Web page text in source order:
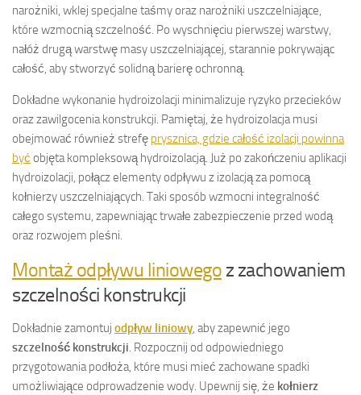
narożniki, wklej specjalne taśmy oraz narożniki uszczelniające,
które wzmocnią szczelność. Po wyschnięciu pierwszej warstwy,
nałóż drugą warstwę masy uszczelniającej, starannie pokrywając
całość, aby stworzyć solidną barierę ochronną.
Dokładne wykonanie hydroizolacji minimalizuje ryzyko przecieków
oraz zawilgocenia konstrukcji. Pamiętaj, że hydroizolacja musi
obejmować również strefę prysznica, gdzie całość izolacji powinna
być objęta kompleksową hydroizolacją. Już po zakończeniu aplikacji
hydroizolacji, połącz elementy odpływu z izolacją za pomocą
kołnierzy uszczelniających. Taki sposób wzmocni integralność
całego systemu, zapewniając trwałe zabezpieczenie przed wodą
oraz rozwojem pleśni.
Montaż odpływu liniowego z zachowaniem
szczelności konstrukcji
Dokładnie zamontuj odpływ liniowy, aby zapewnić jego
szczelność konstrukcji. Rozpocznij od odpowiedniego
przygotowania podłoża, które musi mieć zachowane spadki
umożliwiające odprowadzenie wody. Upewnij się, że kołnierz